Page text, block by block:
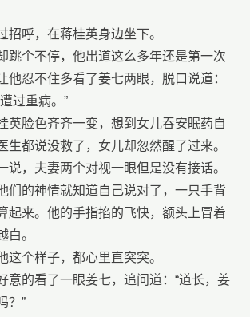
招呼，在蒋桂英身边坐下。
跳个不停，他出道这么多年还是第一次
他忍不住多看了姜七两眼，脱口说道：
过重病。”
英脸色齐齐一变，想到女儿吞安眠药自
生都说没救了，女儿却忽然醒了过来。
说，夫妻两个对视一眼但是没有接话。
们的神情就知道自己说对了，一只手背
起来。他的手指掐的飞快，额头上冒着
白。
这个样子，都心里直突突。
意的看了一眼姜七，追问道：“道长，姜
？”